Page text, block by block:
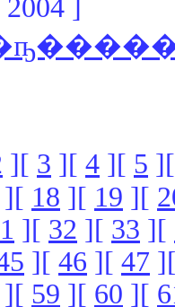
]
][ 3 ][ 4 ][ 5
][ 18 ][ 19 ][
][ 32 ][ 33 ][
][ 46 ][ 47
][ 59 ][ 60 ][